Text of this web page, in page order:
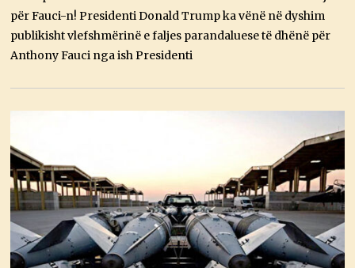
K
,
0
për Fauci-n! Presidenti Donald Trump ka vënë në dyshim
publikisht vlefshmërinë e faljes parandaluese të dhënë për
Anthony Fauci nga ish Presidenti